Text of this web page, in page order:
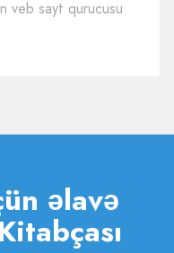
veb sayt qurucusu
əlavə